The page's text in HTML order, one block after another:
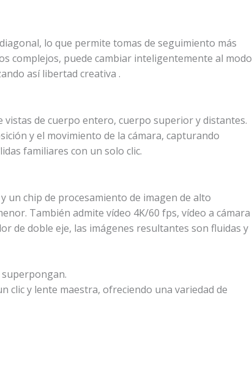
lo que permite tomas de seguimiento más
complejos, puede cambiar inteligentemente al modo
así libertad creativa .
de cuerpo entero, cuerpo superior y distantes.
y el movimiento de la cámara, capturando
familiares con un solo clic.
un chip de procesamiento de imagen de alto
También admite vídeo 4K/60 fps, vídeo a cámara
de doble eje, las imágenes resultantes son fluidas y
clic y lente maestra, ofreciendo una variedad de